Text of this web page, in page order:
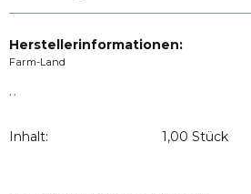
Herstellerinformationen:
Farm-Land
, ,
Inhalt: 1,00 Stück